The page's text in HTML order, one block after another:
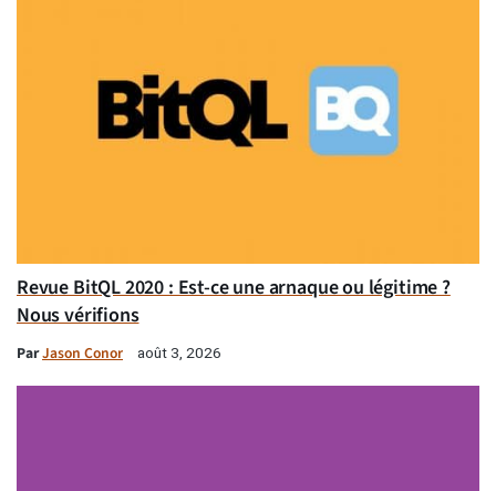
Revue BitQL 2020 : Est-ce une arnaque ou légitime ?
Nous vérifions
ParJason Conor août 3, 2026